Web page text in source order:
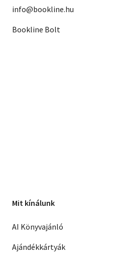
info@bookline.hu
Bookline Bolt
Mit kínálunk
AI Könyvajánló
Ajándékkártyák